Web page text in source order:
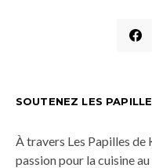
SOUTENEZ LES
À travers Les Papilles de
passion pour la cuisine